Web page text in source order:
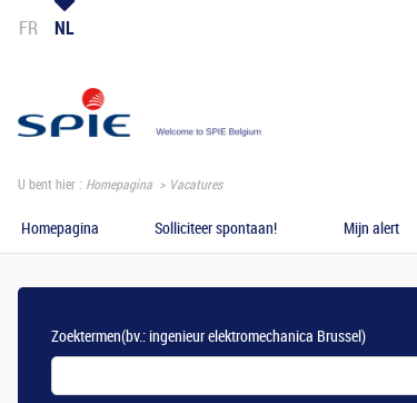
FR NL
U bent hier : Homepagina Vacatures
Homepagina Solliciteer spontaan! Mijn alert
Zoektermen(bv.: ingenieur elektromechanica Brussel)